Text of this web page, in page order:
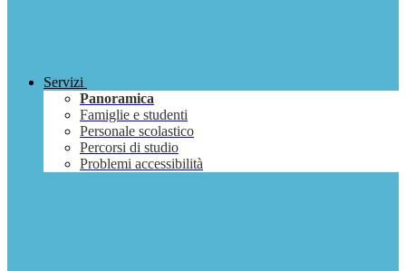
Servizi
Panoramica
Famiglie e studenti
Personale scolastico
Percorsi di studio
Problemi accessibilità